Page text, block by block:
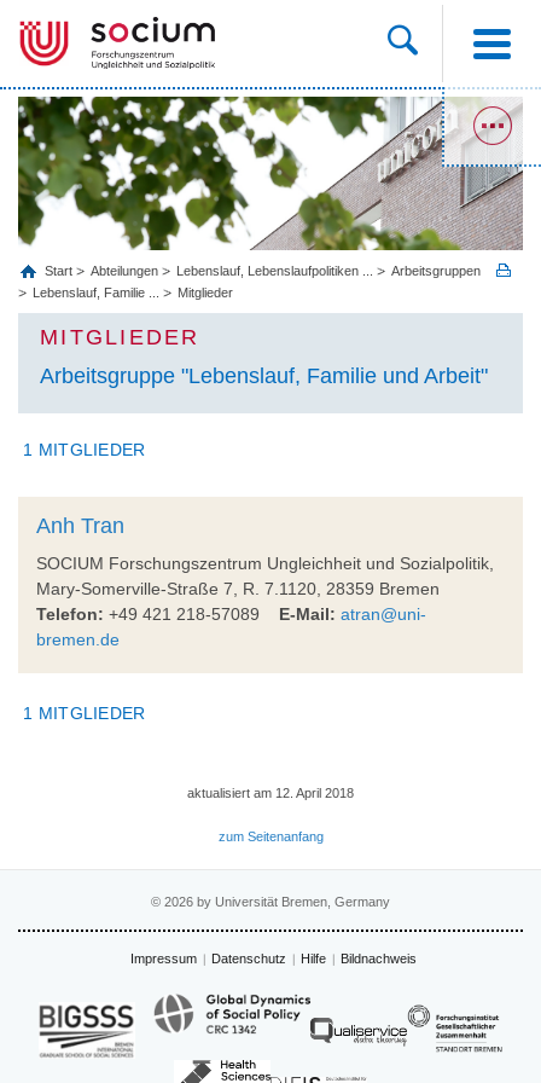
Start Abteilungen Lebenslauf, Lebenslaufpolitiken ...
Arbeitsgruppen
Lebenslauf, Familie ...
Mitglieder
MITGLIEDER
Arbeitsgruppe "Lebenslauf, Familie und Arbeit"
1 MITGLIEDER
Anh Tran
SOCIUM Forschungszentrum Ungleichheit und Sozialpolitik,
Mary-Somerville-Straße 7, R. 7.1120, 28359 Bremen
Telefon: +49 421 218-57089 E-Mail: atran@uni-
bremen.de
1 MITGLIEDER
aktualisiert am 12. April 2018
zum Seitenanfang
© 2026 by Universität Bremen, Germany
Impressum Datenschutz Hilfe Bildnachweis